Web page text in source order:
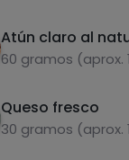
Atún claro al
60 gramos (aprox.
Queso fresco
30 gramos (aprox.